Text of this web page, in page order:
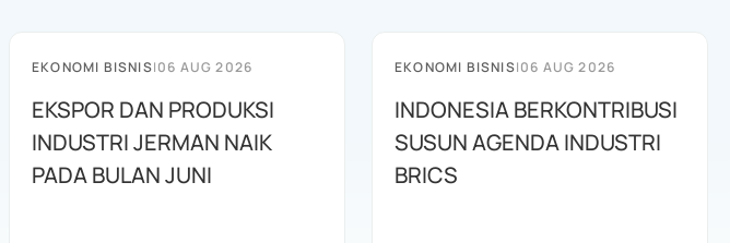
EKONOMI BISNIS|06 AUG 2026
EKSPOR DAN PRODUKSI
INDUSTRI JERMAN NAIK
PADA BULAN JUNI
EKONOMI BISNIS|06 AUG 2026
INDONESIA BERKONTRIBUSI
SUSUN AGENDA INDUSTRI
BRICS